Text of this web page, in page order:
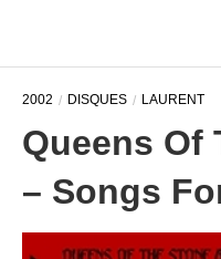
2002 DISQUES LAURENT
Queens Of
– Songs